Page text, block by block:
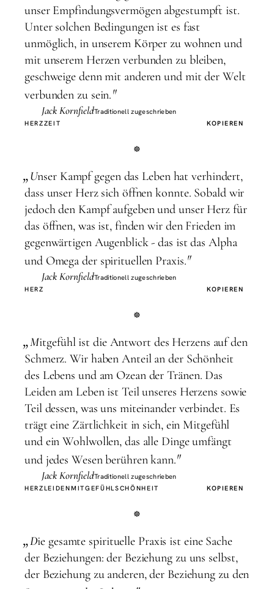
unser Empfindungsvermögen abgestumpft ist.
Unter solchen Bedingungen ist es fast
unmöglich, in unserem Körper zu wohnen und
mit unserem Herzen verbunden zu bleiben,
geschweige denn mit anderen und mit der Welt
verbunden zu sein."
Jack KornfieldTraditionell zugeschrieben
HERZZEIT KOPIEREN
„Unser Kampf gegen das Leben hat verhindert,
dass unser Herz sich öffnen konnte. Sobald wir
jedoch den Kampf aufgeben und unser Herz für
das öffnen, was ist, finden wir den Frieden im
gegenwärtigen Augenblick - das ist das Alpha
und Omega der spirituellen Praxis."
Jack KornfieldTraditionell zugeschrieben
HERZ
KOPIEREN
„Mitgefühl ist die Antwort des Herzens auf den
Schmerz. Wir haben Anteil an der Schönheit
des Lebens und am Ozean der Tränen. Das
Leiden am Leben ist Teil unseres Herzens sowie
Teil dessen, was uns miteinander verbindet. Es
trägt eine Zärtlichkeit in sich, ein Mitgefühl
und ein Wohlwollen, das alle Dinge umfängt
und jedes Wesen berühren kann."
Jack KornfieldTraditionell zugeschrieben
HERZLEIDENMITGEFÜHLSCHÖNHEIT KOPIEREN
„Die gesamte spirituelle Praxis ist eine Sache
der Beziehungen: der Beziehung zu uns selbst,
der Beziehung zu anderen, der Beziehung zu den